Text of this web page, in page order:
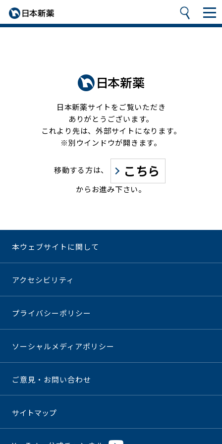
日本新薬サイトをご覧いただき
ありがとうございます。
これより先は、外部サイトになります。
※別ウインドウが開きます。
移動する方は、 こちら
からお進み下さい。
本ウェブサイトに関して
アクセシビリティ
プライバシーポリシー
ソーシャルメディアポリシー
ご意見・お問い合わせ
サイトマップ